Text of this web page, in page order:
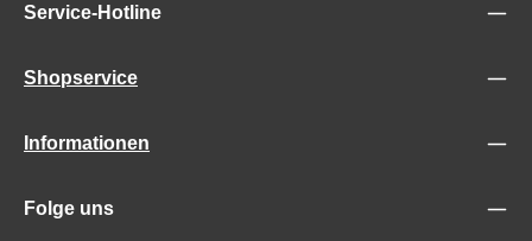
Service-Hotline
Shopservice
Informationen
Folge uns